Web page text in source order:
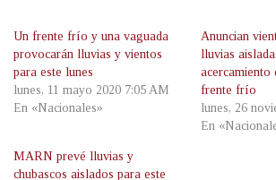
Un frente frío y una vaguada
provocarán lluvias y vientos
para este lunes
lunes, 11 mayo 2020 7:05 AM
En «Nacionales»
Anuncian
lluvias
acercamiento
frente frío
lunes, 26
En
MARN prevé lluvias y
chubascos aislados para este